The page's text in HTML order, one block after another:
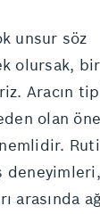
unsur söz
olursak, bir
Aracın
olan
arasında